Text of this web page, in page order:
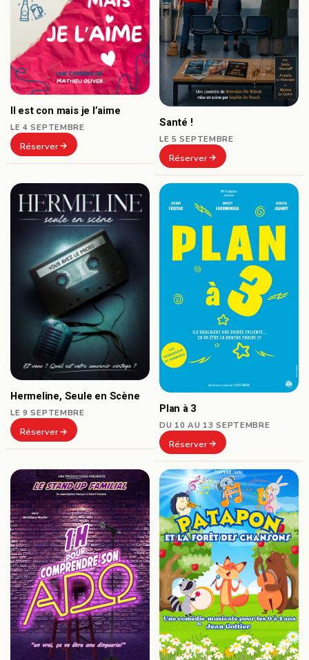
Il est con mais je l’aime
LE 4 SEPTEMBRE
Réserver
Santé !
LE 5 SEPTEMBRE
Réserver
Hermeline, Seule en Scène
LE 9 SEPTEMBRE
Réserver
Plan à 3
DU 10 AU 13 SEPTEMBRE
Réserver